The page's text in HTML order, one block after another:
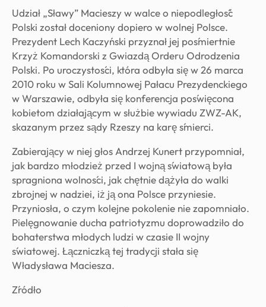
Udział „Sławy” Macieszy w walce o niepodległość
Polski został doceniony dopiero w wolnej Polsce.
Prezydent Lech Kaczyński przyznał jej pośmiertnie
Krzyż Komandorski z Gwiazdą Orderu Odrodzenia
Polski. Po uroczystości, która odbyła się w 26 marca
2010 roku w Sali Kolumnowej Pałacu Prezydenckiego
w Warszawie, odbyła się konferencja poświęcona
kobietom działającym w służbie wywiadu ZWZ-AK,
skazanym przez sądy Rzeszy na karę śmierci.
Zabierający w niej głos Andrzej Kunert przypomniał,
jak bardzo młodzież przed I wojną światową była
spragniona wolności, jak chętnie dążyła do walki
zbrojnej w nadziei, iż ją ona Polsce przyniesie.
Przyniosła, o czym kolejne pokolenie nie zapomniało.
Pielęgnowanie ducha patriotyzmu doprowadziło do
bohaterstwa młodych ludzi w czasie II wojny
światowej. Łączniczką tej tradycji stała się
Władysława Maciesza.
Źródło